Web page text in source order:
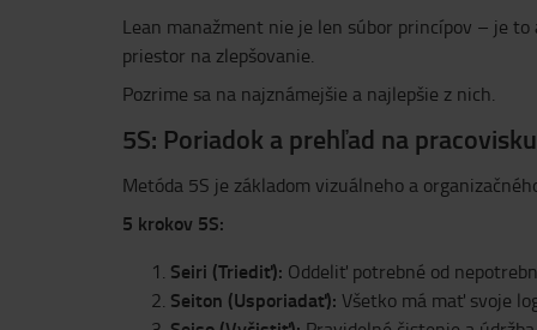
Lean manažment nie je len súbor princípov – je to
priestor na zlepšovanie.
Pozrime sa na najznámejšie a najlepšie z nich.
5S: Poriadok a prehľad na pracovisku
Metóda 5S je základom vizuálneho a
5 krokov 5S:
Seiri (Triediť): Oddeliť potrebné od
Seiton (Usporiadať): Všetko má mať svoje